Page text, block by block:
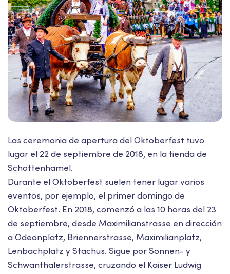
Las ceremonia de apertura del Oktoberfest tuvo
lugar el 22 de septiembre de 2018, en la tienda de
Schottenhamel.
Durante el Oktoberfest suelen tener lugar varios
eventos, por ejemplo, el primer domingo de
Oktoberfest. En 2018, comenzó a las 10 horas del 23
de septiembre, desde Maximilianstrasse en dirección
a Odeonplatz, Briennerstrasse, Maximilianplatz,
Lenbachplatz y Stachus. Sigue por Sonnen- y
Schwanthalerstrasse, cruzando el Kaiser Ludwig